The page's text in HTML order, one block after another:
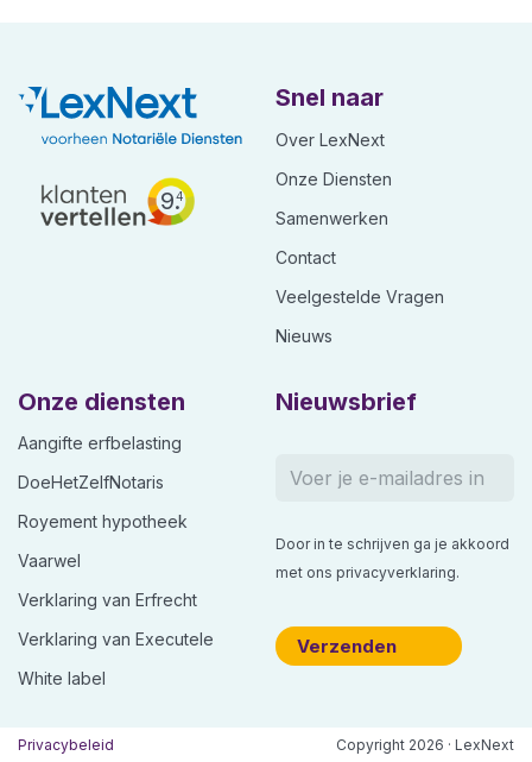
9.4
Snel naar
Over LexNext
Onze Diensten
Samenwerken
Contact
Veelgestelde Vragen
Nieuws
Onze diensten
Aangifte erfbelasting
DoeHetZelfNotaris
Royement hypotheek
Vaarwel
Verklaring van Erfrecht
Verklaring van Executele
White label
Nieuwsbrief
Door in te schrijven ga je akkoord
met ons privacyverklaring.
Privacybeleid Copyright 2026 · LexNext